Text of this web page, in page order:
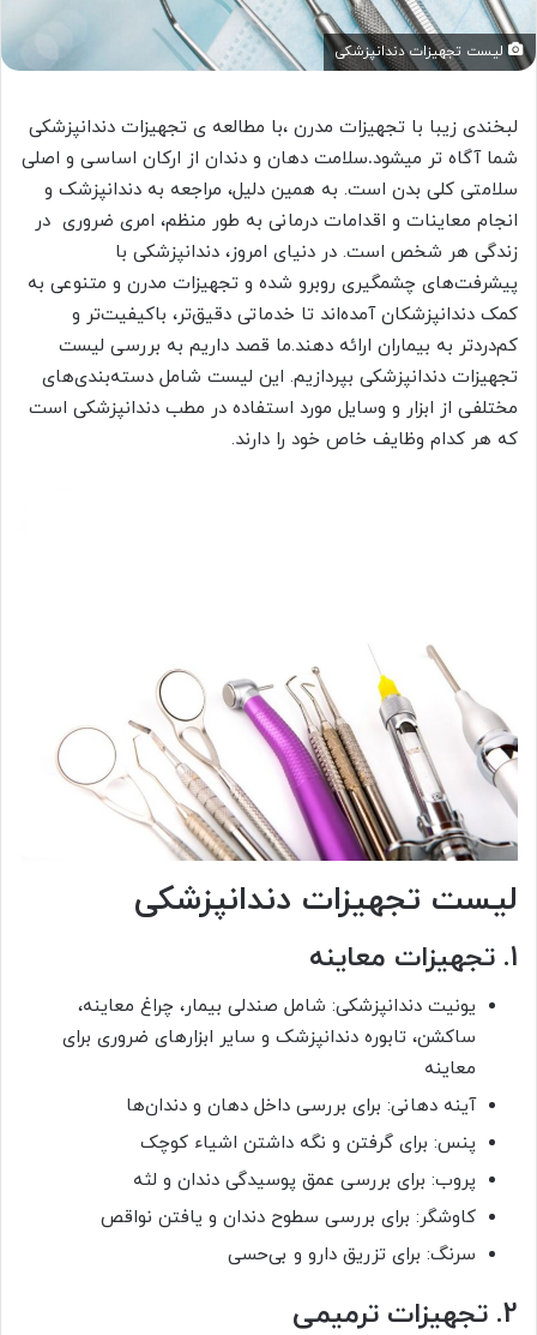
لیست تجهیزات دندانپزشکی
لبخندی زیبا با تجهیزات مدرن ،با مطالعه ی تجهیزات دندانپزشکی
شما آگاه تر میشود.سلامت دهان و دندان از ارکان اساسی و اصلی
سلامتی کلی بدن است. به همین دلیل، مراجعه به دندانپزشک و
انجام معاینات و اقدامات درمانی به طور منظم، امری ضروری در
زندگی هر شخص است. در دنیای امروز، دندانپزشکی با
پیشرفت‌های چشمگیری روبرو شده و تجهیزات مدرن و متنوعی به
کمک دندانپزشکان آمده‌اند تا خدماتی دقیق‌تر، باکیفیت‌تر و
کم‌دردتر به بیماران ارائه دهند.ما قصد داریم به بررسی لیست
تجهیزات دندانپزشکی بپردازیم. این لیست شامل دسته‌بندی‌های
مختلفی از ابزار و وسایل مورد استفاده در مطب دندانپزشکی است
که هر کدام وظایف خاص خود را دارند.
لیست تجهیزات دندانپزشکی
1. تجهیزات معاینه
یونیت دندانپزشکی: شامل صندلی بیمار، چراغ معاینه،
ساکشن، تابوره دندانپزشک و سایر ابزارهای ضروری برای
معاینه
آینه دهانی: برای بررسی داخل دهان و دندان‌ها
پنس: برای گرفتن و نگه داشتن اشیاء کوچک
پروب: برای بررسی عمق پوسیدگی دندان و لثه
کاوشگر: برای بررسی سطوح دندان و یافتن نواقص
سرنگ: برای تزریق دارو و بی‌حسی
2. تجهیزات ترمیمی